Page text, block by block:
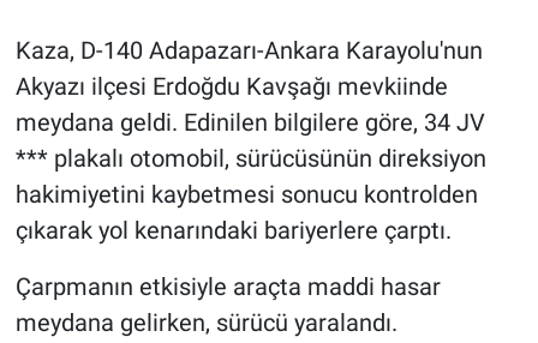
Kaza, D-140 Adapazarı-Ankara Karayolu'nun
Akyazı ilçesi Erdoğdu Kavşağı mevkiinde
meydana geldi. Edinilen bilgilere göre, 34 JV
*** plakalı otomobil, sürücüsünün direksiyon
hakimiyetini kaybetmesi sonucu kontrolden
çıkarak yol kenarındaki bariyerlere çarptı.
Çarpmanın etkisiyle araçta maddi hasar
meydana gelirken, sürücü yaralandı.